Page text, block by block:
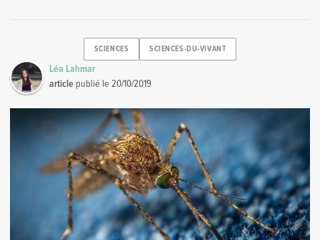
SCIENCES SCIENCES-DU-VIVANT
Léa Lahmar
article publié le20/10/2019